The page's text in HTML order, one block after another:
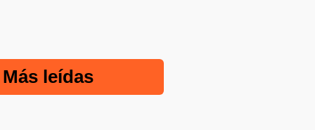
Más leídas